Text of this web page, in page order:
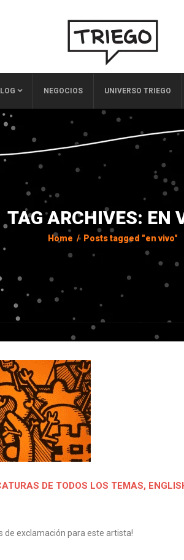
NEGOCIOS UNIVERSO TRIEGO
TAG ARCHIVES: EN
Home / Posts tagged "en vivo"
DE TODOS LOS TEMAS,
de exclamación para este artista!